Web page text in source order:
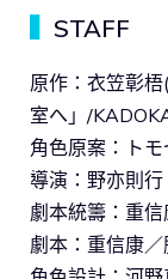
STAFF
原作：衣笠彰
室へ」/
角色原案：ト
導演：野亦則行
劇本統籌：重信
劇本：重信康